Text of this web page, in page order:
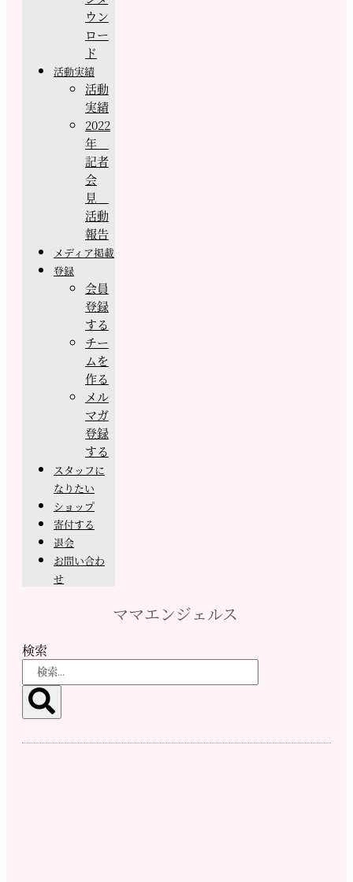
ウン
ロー
ド
活動実績
活動
実績
2022
年
記者
会
見
活動
報告
メディア掲載
登録
会員
登録
する
チー
ムを
作る
メル
マガ
登録
する
スタッフに
なりたい
ショップ
寄付する
退会
お問い合わ
せ
ママエンジェルス
検索